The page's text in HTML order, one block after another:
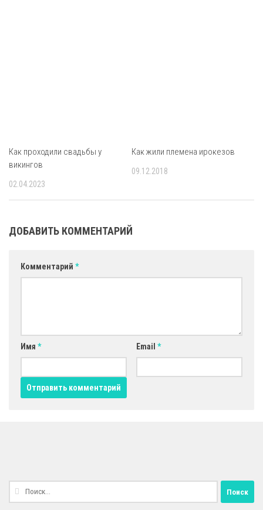
Как проходили свадьбы у
викингов
02.04.2023
Как жили племена ирокезов
09.12.2018
ДОБАВИТЬ КОММЕНТАРИЙ
Комментарий *
Имя * Email *
Найти: